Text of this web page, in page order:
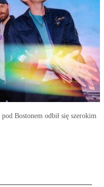
Bostonem odbił się szerokim